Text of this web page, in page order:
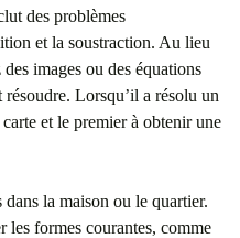
des problèmes
et la soustraction. Au lieu
images ou des équations
Lorsqu’il a résolu un
et le premier à obtenir une
dans la maison ou le quartier.
formes courantes, comme